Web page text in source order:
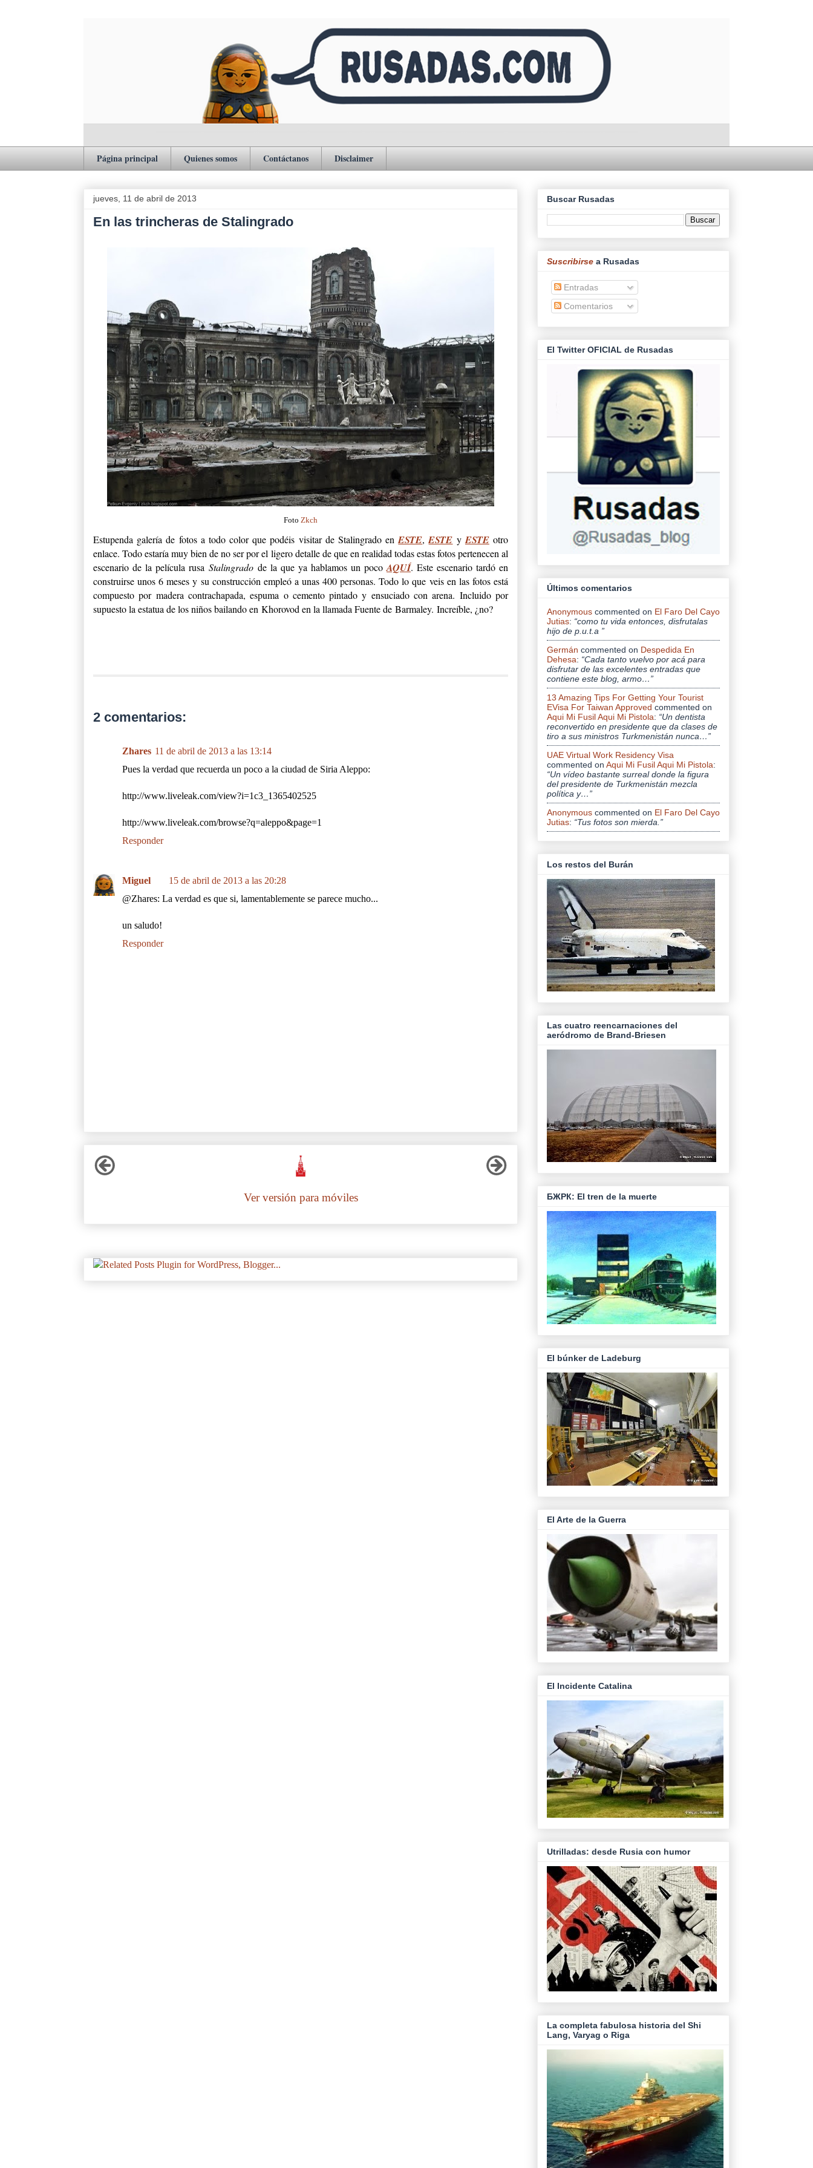
Página principal Quienes somos Contáctanos Disclaimer
jueves, 11 de abril de 2013
En las trincheras de Stalingrado
Foto Zkch
Estupenda galería de fotos a todo color que podéis visitar de Stalingrado enESTE,ESTE y ESTEotro
enlace. Todo estaría muy bien de no ser por el ligero detalle de que en realidad todas estas fotos pertenecen al
escenario de la película rusa Stalingrado de la que ya hablamos un poco AQUÍ. Este escenario tardó en
construirse unos 6 meses y su construcción empleó a unas 400 personas. Todo lo que veis en las fotos está
compuesto por madera contrachapada, espuma o cemento pintado y ensuciado con arena. Incluido por
supuesto la estatua de los niños bailando en Khorovod en la llamada Fuente de Barmaley. Increíble, ¿no?
2 comentarios:
Zhares 11 de abril de 2013 a las 13:14
Pues la verdad que recuerda un poco a la ciudad de Siria Aleppo:
http://www.liveleak.com/view?i=1c3_1365402525
http://www.liveleak.com/browse?q=aleppo&page=1
Responder
Miguel
15 de abril de 2013 a las 20:28
@Zhares: La verdad es que si, lamentablemente se parece mucho...
un saludo!
Responder
Ver versión para móviles
Buscar Rusadas
Suscribirse a Rusadas
Entradas
Comentarios
El Twitter OFICIAL de Rusadas
Últimos comentarios
Anonymous commented on El Faro Del Cayo
Jutias: “como tu vida entonces, disfrutalas
hijo de p.u.t.a ”
Germán commented on Despedida En
Dehesa: “Cada tanto vuelvo por acá para
disfrutar de las excelentes entradas que
contiene este blog, armo…”
13 Amazing Tips For Getting Your Tourist
EVisa For Taiwan Approved commented on
Aqui Mi Fusil Aqui Mi Pistola: “Un dentista
reconvertido en presidente que da clases de
tiro a sus ministros Turkmenistán nunca…”
UAE Virtual Work Residency Visa
commented on Aqui Mi Fusil Aqui Mi Pistola:
“Un vídeo bastante surreal donde la figura
del presidente de Turkmenistán mezcla
política y…”
Anonymous commented on El Faro Del Cayo
Jutias: “Tus fotos son mierda.”
Los restos del Burán
Las cuatro reencarnaciones del
aeródromo de Brand-Briesen
БЖРК: El tren de la muerte
El búnker de Ladeburg
El Arte de la Guerra
El Incidente Catalina
Utrilladas: desde Rusia con humor
La completa fabulosa historia del Shi
Lang, Varyag o Riga